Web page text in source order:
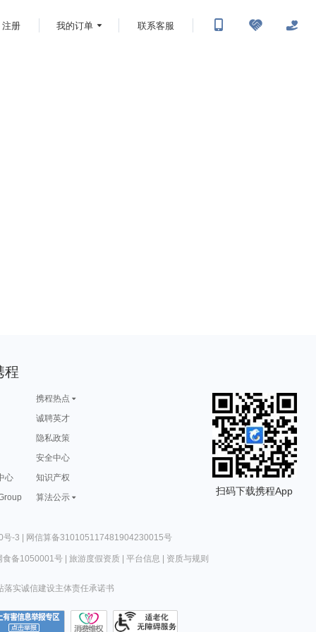
注册 我的订单 联系客服
程
携程热点
诚聘英才
隐私政策
安全中心
心
知识产权
算法公示
扫码下载携程App
号-3 | 网信算备310105117481904230015号
食备1050001号| 旅游度假资质| 平台信息 资质与规则
落实诚信建设主体责任承诺书